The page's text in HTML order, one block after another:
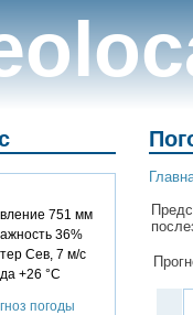
751 мм
36%
Сев, 7 м/с
+26 °C
погоды